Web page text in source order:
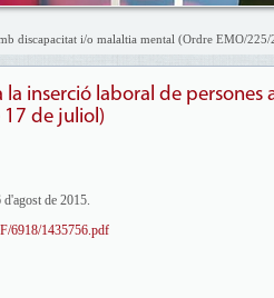
discapacitat i/o malaltia mental (Ordre EMO/
inserció laboral de
de juliol)
de 2015.
6918/1435756.pdf